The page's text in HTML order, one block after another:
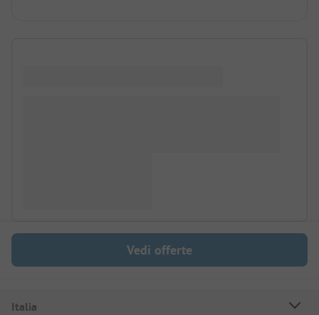
Vedi offerte
Italia